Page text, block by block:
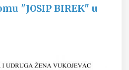
"JOSIP BIREK" u